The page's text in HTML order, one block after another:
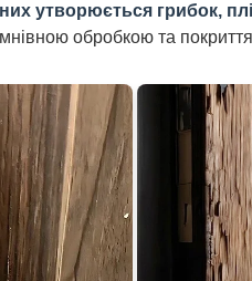
утворюється грибок,
обробкою та